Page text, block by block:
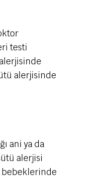
testi
alerjisinde
ani ya da
alerjisi
bebeklerinde